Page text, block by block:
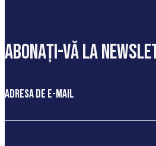
abonați-vă la
Adresa de e-mail